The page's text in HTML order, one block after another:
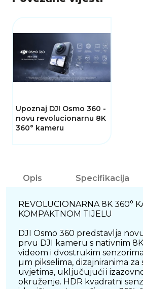
Upoznaj DJI Osmo 360 -
novu revolucionarnu 8K
360° kameru
Opis Specifikacija
REVOLUCIONARNA 8K 360°
KOMPAKTNOM TIJELU
DJI Osmo 360 predstavlja
prvu DJI kameru s nativnim
videom i dvostrukim
µm pikselima, dizajniranima za
uvjetima, uključujući i
okruženje. HDR kvadratni